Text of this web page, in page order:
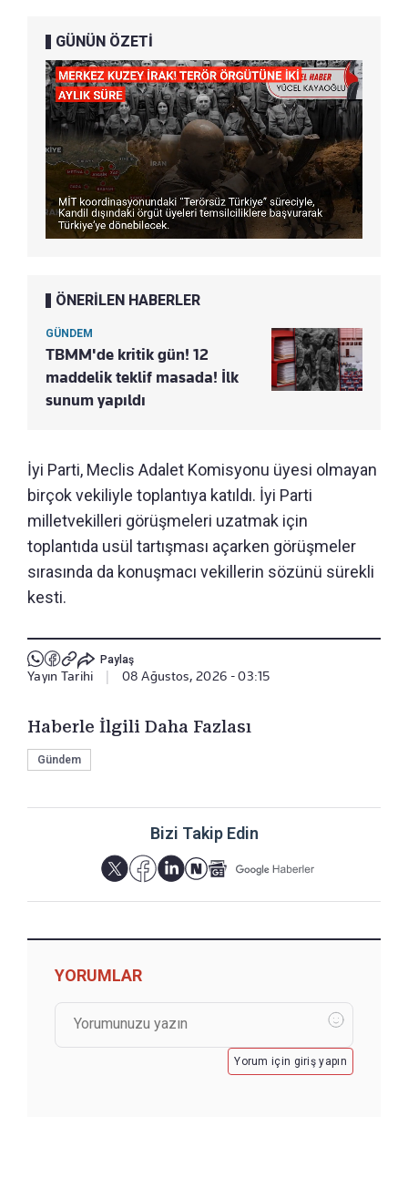
GÜNÜN ÖZETİ
ÖNERİLEN HABERLER
GÜNDEM
TBMM'de kritik gün! 12
maddelik teklif masada! İlk
sunum yapıldı
İyi Parti, Meclis Adalet Komisyonu üyesi olmayan
birçok vekiliyle toplantıya katıldı. İyi Parti
milletvekilleri görüşmeleri uzatmak için
toplantıda usül tartışması açarken görüşmeler
sırasında da konuşmacı vekillerin sözünü sürekli
kesti.
Paylaş
Yayın Tarihi 08 Ağustos, 2026 - 03:15
Haberle İlgili Daha Fazlası
Gündem
Bizi Takip Edin
YORUMLAR
Yorum için giriş yapın